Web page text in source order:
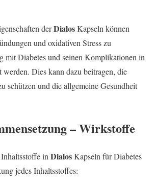
derDialosKapseln können
und oxidativen Stress zu
mit Diabetes und seinen Komplikationen in
Dies kann dazu beitragen, die
schützen und die allgemeine Gesundheit
– Wirkstoffe
in DialosKapseln für Diabetes
jedes Inhaltsstoffes: